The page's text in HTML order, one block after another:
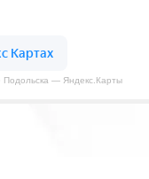
Подольска — Яндекс.Карты